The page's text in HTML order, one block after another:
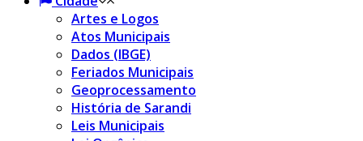
Artes e Logos
Atos Municipais
Dados (IBGE)
Feriados Municipais
Geoprocessamento
História de Sarandi
Leis Municipais